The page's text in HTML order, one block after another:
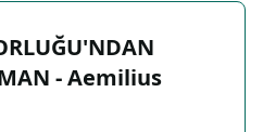
- Aemilius